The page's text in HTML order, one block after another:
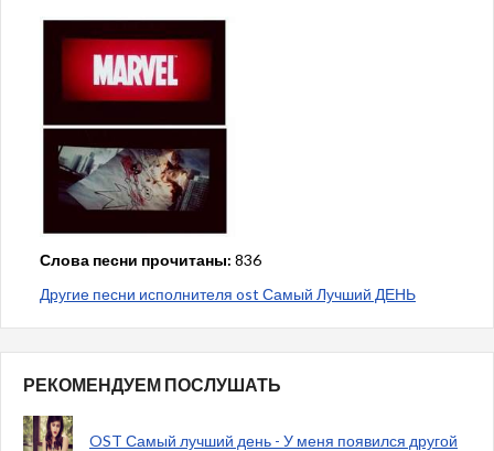
Слова песни прочитаны: 836
Другие песни исполнителя ost Самый Лучший ДЕНЬ
РЕКОМЕНДУЕМ ПОСЛУШАТЬ
OST Самый лучший день - У меня появился другой